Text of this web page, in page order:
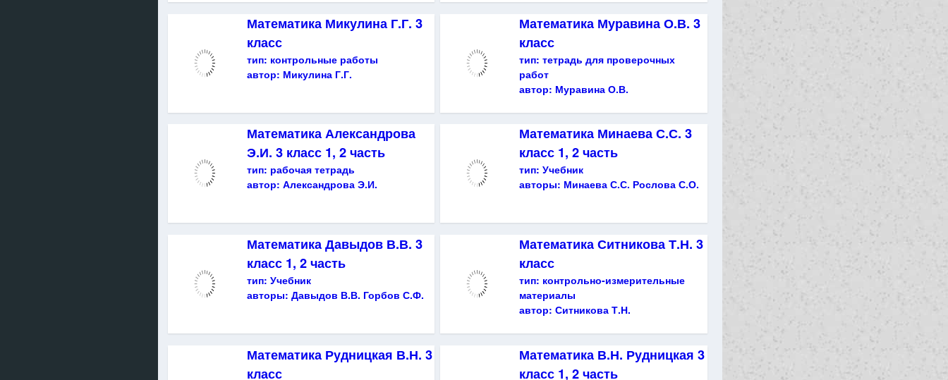
Математика Микулина Г.Г. 3
класс
тип: контрольные работы
автор: Микулина Г.Г.
Математика Муравина О.В. 3
класс
тип:тетрадь для проверочных
работ
автор: Муравина О.В.
Математика Александрова
Э.И. 3 класс 1, 2 часть
тип: рабочая тетрадь
автор: Александрова Э.И.
Математика Минаева С.С. 3
класс 1, 2 часть
тип:Учебник
авторы: Минаева С.С. Рослова С.О.
Математика Давыдов В.В. 3
класс 1, 2 часть
тип: Учебник
авторы: Давыдов В.В. Горбов С.Ф.
Математика Ситникова Т.Н. 3
класс
тип: контрольно-измерительные
материалы
автор:Ситникова Т.Н.
Математика Рудницкая В.Н. 3
класс
Математика В.Н. Рудницкая 3
класс 1, 2 часть